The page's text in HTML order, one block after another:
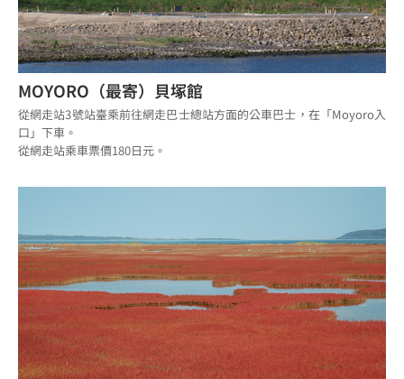
MOYORO（最寄）貝塚館
從網走站3號站臺乘前往網走巴士總站方面的公車巴士，在「Moyoro入
口」下車。
從網走站乘車票價180日元。